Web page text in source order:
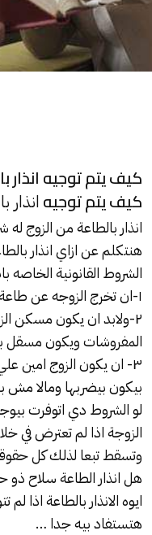
كيف يتم توجيه انذار
كيف يتم توجيه انذار
انذار بالطاعةمن الزوج له
هنتكلم عن ازايانذار
الشروط القانونية الخاصه
١-ان تخرج الزوجه عن طاعة الزوج ..
٢-ولابد ان يكون مسكن
المفروشات ويكون مسقل
٣- ان يكون الزوج امين
بيكون بيضربها ومالا مش
لو الشروط دي اتوفرت
الزوجة اذا لم تعترض في
وتسقط تبعا لذلك كل
هل انذار الطاعة سلاح
ايوه الانذار بالطاعة اذا
هتستفاد بيه جدا …